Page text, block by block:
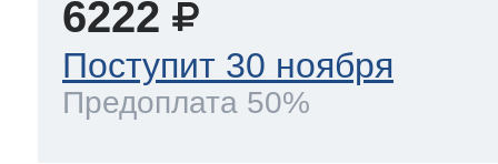
6222
Поступит 30 ноября
Предоплата 50%